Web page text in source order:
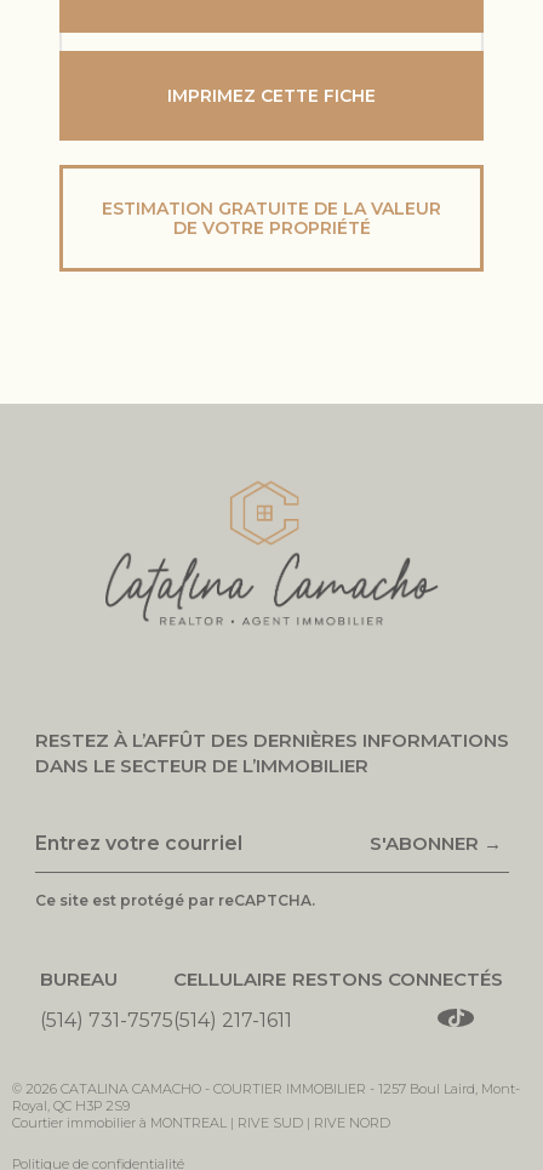
IMPRIMEZ CETTE FICHE
ESTIMATION GRATUITE DE LA VALEUR
DE VOTRE PROPRIÉTÉ
RESTEZ À L’AFFÛT DES DERNIÈRES INFORMATIONS
DANS LE SECTEUR DE L’IMMOBILIER
S'ABONNER →
Ce site est protégé par reCAPTCHA.
BUREAU
(514) 731-7575
CELLULAIRE
(514) 217-1611
RESTONS CONNECTÉS
© 2026 CATALINA CAMACHO - COURTIER IMMOBILIER - 1257 Boul Laird, Mont-
Royal, QC H3P 2S9
Courtier immobilier à MONTREAL | RIVE SUD | RIVE NORD
Politique de confidentialité